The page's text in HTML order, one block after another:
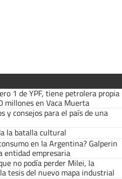
1 de YPF, tiene petrolera propia
en Vaca Muerta
y consejos para el país de una
la batalla cultural
en la Argentina? Galperin
entidad empresaria
no podía perder Milei, la
tesis del nuevo mapa industrial